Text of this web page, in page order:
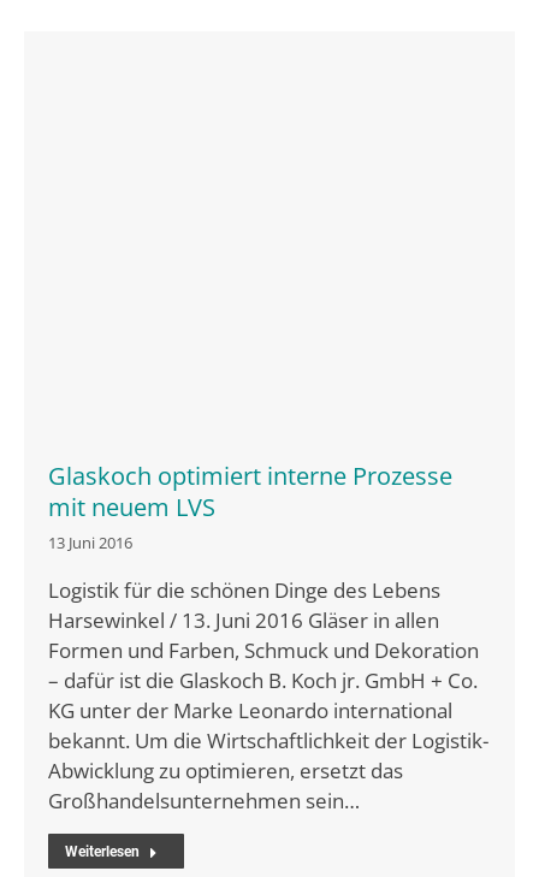
Glaskoch optimiert interne Prozesse
mit neuem LVS
13 Juni 2016
Logistik für die schönen Dinge des Lebens
Harsewinkel / 13. Juni 2016 Gläser in allen
Formen und Farben, Schmuck und Dekoration
– dafür ist die Glaskoch B. Koch jr. GmbH + Co.
KG unter der Marke Leonardo international
bekannt. Um die Wirtschaftlichkeit der Logistik-
Abwicklung zu optimieren, ersetzt das
Großhandelsunternehmen sein…
Weiterlesen